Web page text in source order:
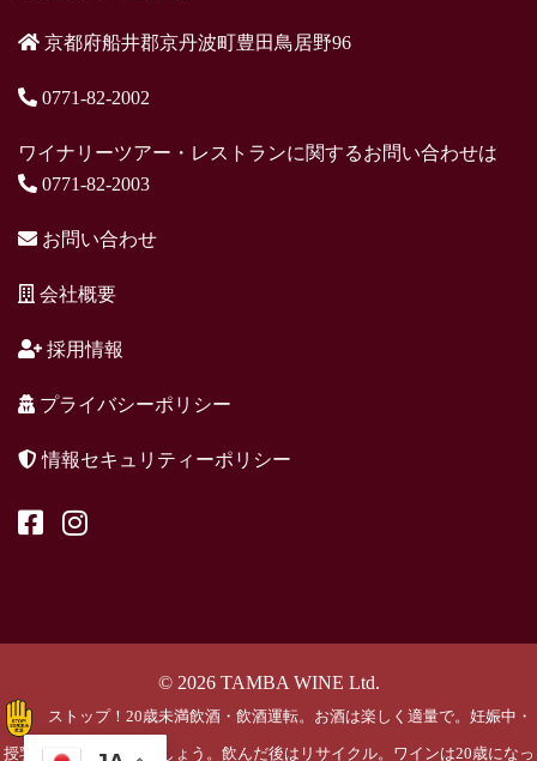
京都府船井郡京丹波町豊田鳥居野96
0771-82-2002
ワイナリーツアー・レストランに関するお問い合わせは
0771-82-2003
お問い合わせ
会社概要
採用情報
プライバシーポリシー
情報セキュリティーポリシー
© 2026 TAMBA WINE Ltd.
ストップ！20歳未満飲酒・飲酒運転。お酒は楽しく適量で。妊娠中・
授乳期の飲酒はやめましょう。飲んだ後はリサイクル。ワインは20歳になっ